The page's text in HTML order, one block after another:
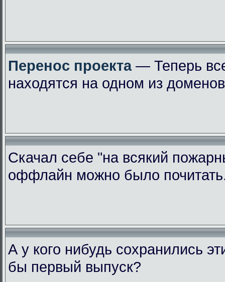
Перенос проекта— Теперь
находятся на одном из
Скачал себе "на всякий
оффлайн можно было
А у кого нибудь сохранились
бы первый выпуск?